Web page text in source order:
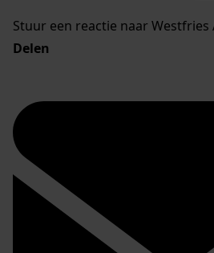
Stuur een reactie naar Westfries
Delen